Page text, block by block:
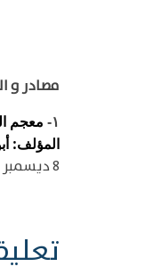
مصادر و
١-
معجم
المؤلف:
8 ديسمبر 2023